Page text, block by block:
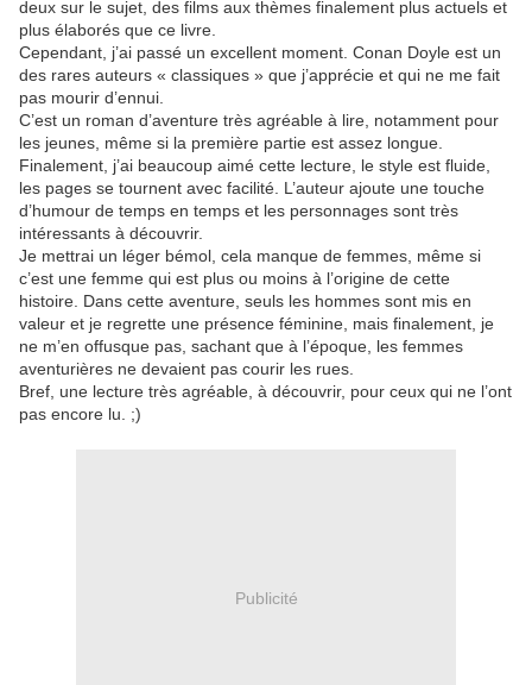
deux sur le sujet, des films aux thèmes finalement plus actuels et
plus élaborés que ce livre.
Cependant, j’ai passé un excellent moment. Conan Doyle est un
des rares auteurs « classiques » que j’apprécie et qui ne me fait
pas mourir d’ennui.
C’est un roman d’aventure très agréable à lire, notamment pour
les jeunes, même si la première partie est assez longue.
Finalement, j’ai beaucoup aimé cette lecture, le style est fluide,
les pages se tournent avec facilité. L’auteur ajoute une touche
d’humour de temps en temps et les personnages sont très
intéressants à découvrir.
Je mettrai un léger bémol, cela manque de femmes, même si
c’est une femme qui est plus ou moins à l’origine de cette
histoire. Dans cette aventure, seuls les hommes sont mis en
valeur et je regrette une présence féminine, mais finalement, je
ne m’en offusque pas, sachant que à l’époque, les femmes
aventurières ne devaient pas courir les rues.
Bref, une lecture très agréable, à découvrir, pour ceux qui ne l’ont
pas encore lu. ;)
Publicité